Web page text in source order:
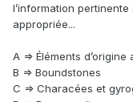
l’information
appropriée...
A => Éléments
B => Boundstones
C => Characées et